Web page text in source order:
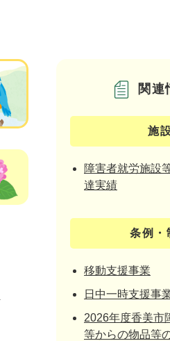
閉じる 関連
施
障害者就労施設
達実績
条例・
移動支援事業
日中一時支援事
2026年度香美市
等からの物品等